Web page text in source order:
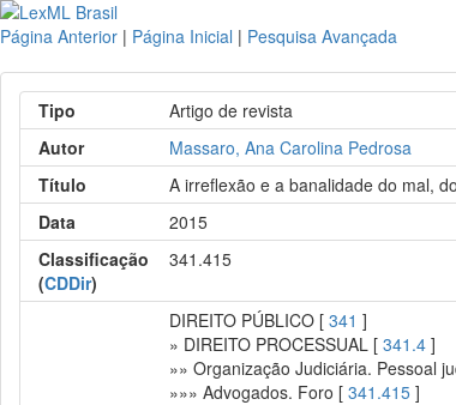
Página Anterior | Página Inicial | Pesquisa Avançada
Tipo
Artigo de revista
Autor
Massaro, Ana Carolina Pedrosa
Título
A irreflexão e a banalidade do mal,
Data
2015
Classificação
(CDDir)
341.415
DIREITO PÚBLICO [341 ]
» DIREITO PROCESSUAL [341.4 ]
»» Organização Judiciária. Pessoal
»»» Advogados. Foro [341.415 ]